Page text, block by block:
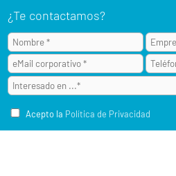
¿Te contactamos?
Acepto la Política de Privacidad